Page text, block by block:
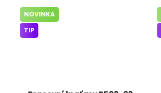
NOVINKA
TIP